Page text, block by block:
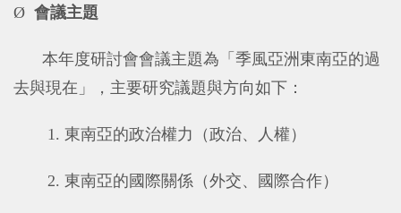
Ø 會議主題
本年度研討會會議主題為「季風亞洲東南亞的過
去與現在」，主要研究議題與方向如下：
1. 東南亞的政治權力（政治、人權）
2. 東南亞的國際關係（外交、國際合作）